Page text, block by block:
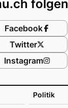
Politik
folgen
Facebook
Twitter
Instagram